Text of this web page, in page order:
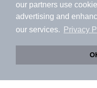
our partners use
advertising and
our services.
Privacy
アプリに切り替え
会員登録なしですぐ
山梨県